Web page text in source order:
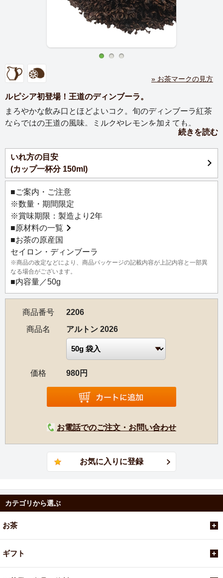
» お茶マークの見方
ルピシア初登場！王道のディンブーラ。
まろやかな飲み口とほどよいコク。旬のディンブーラ紅茶
ならではの王道の風味。ミルクやレモンを加えても。
【お茶の説明】
ミディアムグロウンからハイグロウンに位置する標高で作
られるディンブーラ紅茶は、1～2月にかけてクオリティー
シーズンを迎え、この季節に収穫される紅茶には、まろや
かな味わいと清涼感のある爽やかな風味が際立ちます。生
き生きとした王道の風味は、ストレートはもちろん、ミル
クティーやレモンティーにもおすすめです。
【茶園情報】
1880年に設立されたアルトン茶園は、標高1,430～1,690m
の高地に位置しています。アルトン茶園は、マスケリヤか
ら約10km、ハットンから約22kmに位置し、この地域はセ
地となっています。茶園の面積は約350ヘクタールで、高地
での茶の生産に重点を置いています。
レインフォレスト・アライアンスやフェアトレードなどの
認定を受けており、主に輸出市場に製品を供給していま
続きを読む
いれ方の目安
(カップ一杯分 150ml)
■ご案内・ご注意
※数量・期間限定
※賞味期限：製造より2年
■原材料の一覧
■お茶の原産国
セイロン・ディンブーラ
※商品の改定などにより、商品パッケージの記載内容が上記内容と一部異
なる場合がございます。
■内容量／50g
商品番号
2206
商品名
アルトン 2026
価格 980円
お電話でのご注文・お問い合わせ
カテゴリから選ぶ
お茶
ギフト